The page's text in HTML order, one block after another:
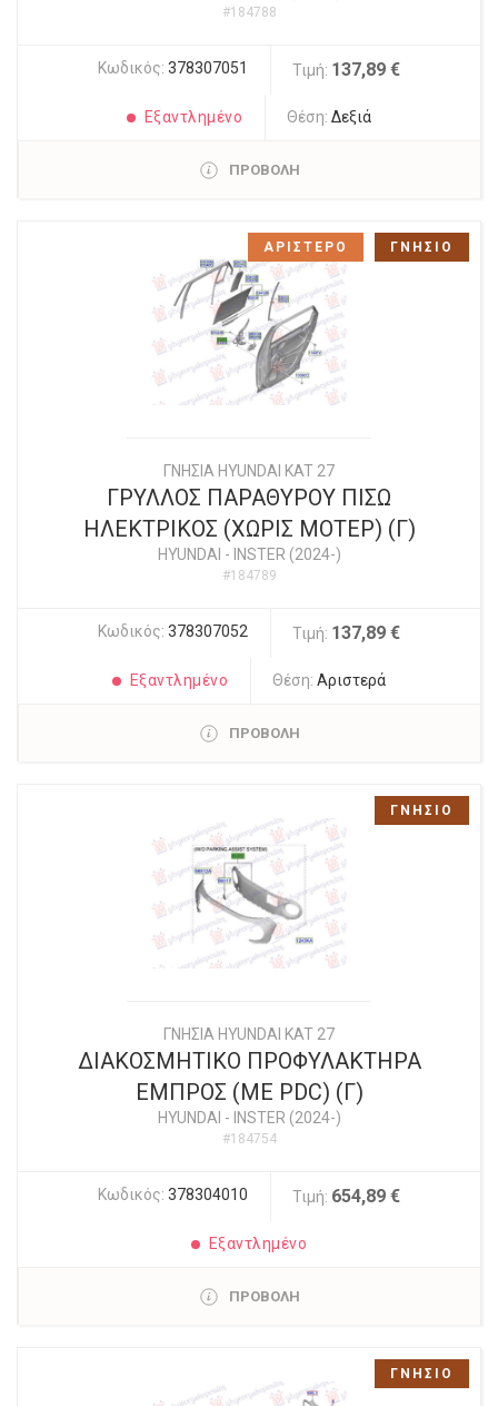
#184788
Κωδικός: 378307051 Τιμή: 137,89 €
Εξαντλημένο Θέση:Δεξιά
ΠΡΟΒΟΛΗ
ΓΝΗΣΙΑ HYUNDAI KAT 27
ΓΡΥΛΛΟΣ ΠΑΡΑΘΥΡΟΥ ΠΙΣΩ
ΗΛΕΚΤΡΙΚΟΣ (ΧΩΡΙΣ ΜΟΤΕΡ) (Γ)
HYUNDAI - INSTER (2024-)
#184789
Κωδικός: 378307052 Τιμή: 137,89 €
Εξαντλημένο Θέση:Αριστερά
ΠΡΟΒΟΛΗ
ΑΡΙΣΤΕΡΟ ΓΝΗΣΙΟ
ΓΝΗΣΙΑ HYUNDAI KAT 27
ΔΙΑΚΟΣΜΗΤΙΚΟ ΠΡΟΦΥΛΑΚΤΗΡΑ
ΕΜΠΡΟΣ (ΜΕ PDC) (Γ)
HYUNDAI - INSTER (2024-)
#184754
Κωδικός: 378304010 Τιμή: 654,89 €
Εξαντλημένο
ΠΡΟΒΟΛΗ
ΓΝΗΣΙΟ
ΓΝΗΣΙΟ